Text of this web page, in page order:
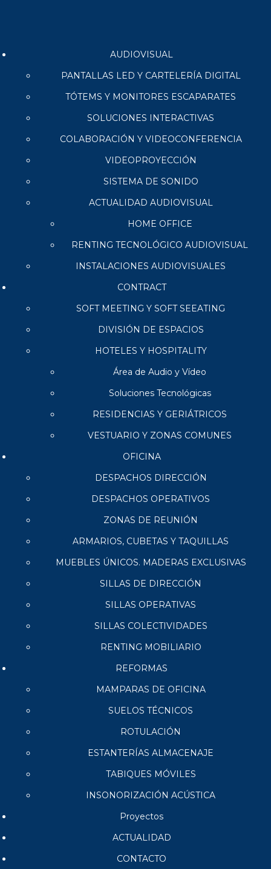
AUDIOVISUAL
PANTALLAS LED Y CARTELERÍA DIGITAL
TÓTEMS Y MONITORES ESCAPARATES
SOLUCIONES INTERACTIVAS
COLABORACIÓN Y VIDEOCONFERENCIA
VIDEOPROYECCIÓN
SISTEMA DE SONIDO
ACTUALIDAD AUDIOVISUAL
HOME OFFICE
RENTING TECNOLÓGICO AUDIOVISUAL
INSTALACIONES AUDIOVISUALES
CONTRACT
SOFT MEETING Y SOFT SEEATING
DIVISIÓN DE ESPACIOS
HOTELES Y HOSPITALITY
Área de Audio y Vídeo
Soluciones Tecnológicas
RESIDENCIAS Y GERIÁTRICOS
VESTUARIO Y ZONAS COMUNES
OFICINA
DESPACHOS DIRECCIÓN
DESPACHOS OPERATIVOS
ZONAS DE REUNIÓN
ARMARIOS, CUBETAS Y TAQUILLAS
MUEBLES ÚNICOS. MADERAS EXCLUSIVAS
SILLAS DE DIRECCIÓN
SILLAS OPERATIVAS
SILLAS COLECTIVIDADES
RENTING MOBILIARIO
REFORMAS
MAMPARAS DE OFICINA
SUELOS TÉCNICOS
ROTULACIÓN
ESTANTERÍAS ALMACENAJE
TABIQUES MÓVILES
INSONORIZACIÓN ACÚSTICA
Proyectos
ACTUALIDAD
CONTACTO